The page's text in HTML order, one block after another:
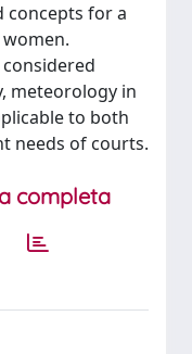
concepts for a
meteorology in
to both
needs of courts.
completa